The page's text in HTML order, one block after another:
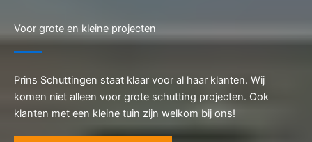
Voor grote en kleine projecten
Prins Schuttingen staat klaar voor al haar klanten. Wij
komen niet alleen voor grote schutting projecten. Ook
klanten met een kleine tuin zijn welkom bij ons!